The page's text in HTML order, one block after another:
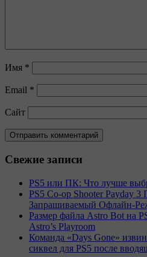
Имя *
Email *
Сайт
Свежие записи
PS5 или ПК: Что лучше
PS5 Co-op Shooter Payday 3
Запрашиваемый Офлайн-
Размер файла Astro Bot на
Astro’s Playroom
Команда «Days Gone»
сиквел для PS5 после